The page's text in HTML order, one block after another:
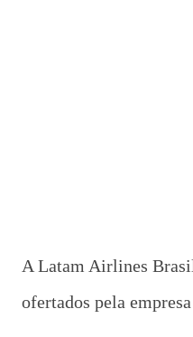
A Latam Airlines
ofertados pela